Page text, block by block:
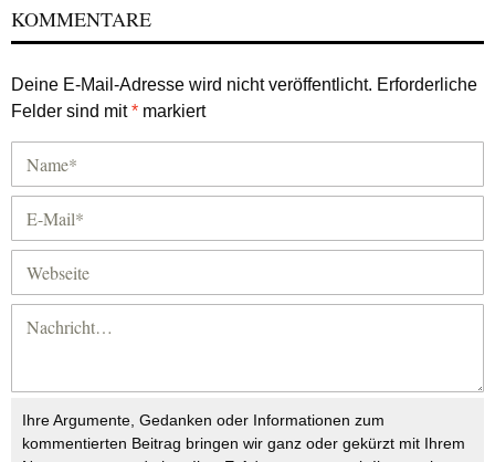
KOMMENTARE
Deine E-Mail-Adresse wird nicht veröffentlicht. Erforderliche
Felder sind mit* markiert
Ihre Argumente, Gedanken oder Informationen zum
kommentierten Beitrag bringen wir ganz oder gekürzt mit Ihrem